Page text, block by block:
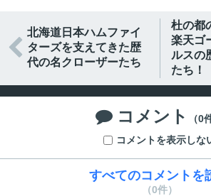

北海道日本ハムファイ
ターズを支えてきた歴
代の名クローザーたち
杜の都
楽天ゴ
ルスの
たち！
 コメント
（0
コメントを表示しな
すべてのコメントを
（0件）